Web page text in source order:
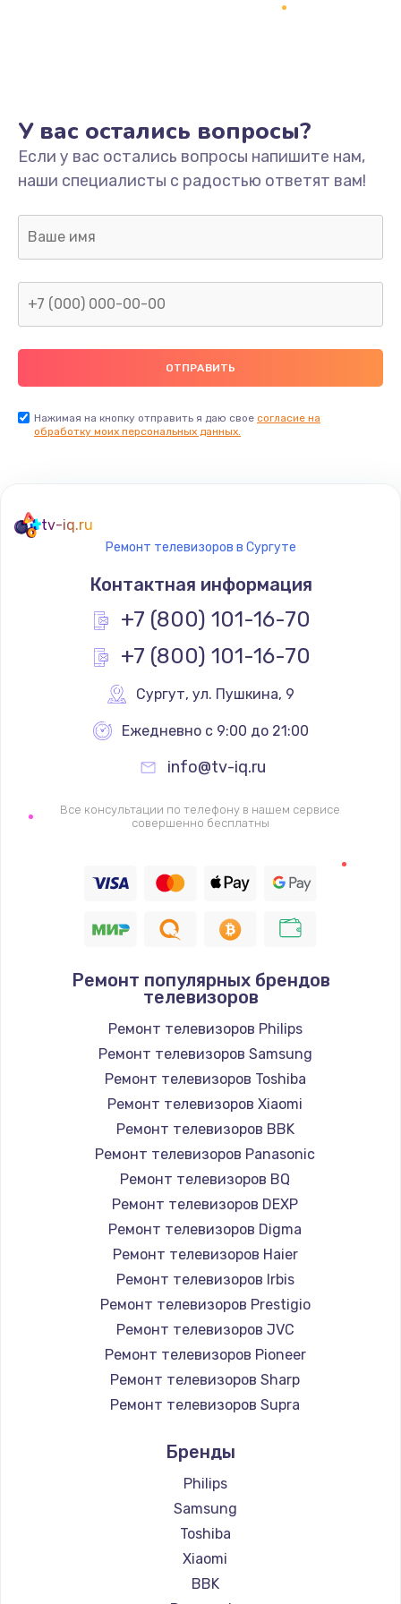
Не включается
1400 руб.
Заказать
Нет звука
800 руб.
Не видит флешку
400 руб.
Заказать
900 руб.
Заказать
900 руб.
Заказать
Не работает
1400 руб.
Восстановление цепи питания, пайка
Заказать
Программный ремонт/прошивка
Замена Bluetooth/Wi-Fi модуля
Заказать
Замена картридера
890 руб.
Заказать
Замена микросхемы NFC
1100 руб.
Заказать
Замена шим-контроллера
Заказать
Настройка Wi-Fi
1030 руб.
Заказать
У вас остались вопросы?
Если у вас остались вопросы напишите нам,
наши специалисты с радостью ответят вам!
Нажимая на кнопку отправить я даю свое согласие на
обработку моих персональных данных.
tv-iq.ru
Ремонт телевизоров в Сургуте
Контактная информация
+7 (800) 101-16-70
+7 (800) 101-16-70
Сургут, ул. Пушкина, 9
Ежедневно с 9:00 до 21:00
info@tv-iq.ru
Все консультации по телефону в нашем сервисе
совершенно бесплатны
Ремонт популярных брендов
телевизоров
Ремонт телевизоров Philips
Ремонт телевизоров Samsung
Ремонт телевизоров Toshiba
Ремонт телевизоров Xiaomi
Ремонт телевизоров BBK
Ремонт телевизоров Panasonic
Ремонт телевизоров BQ
Ремонт телевизоров DEXP
Ремонт телевизоров Digma
Ремонт телевизоров Haier
Ремонт телевизоров Irbis
Ремонт телевизоров Prestigio
Ремонт телевизоров JVC
Ремонт телевизоров Pioneer
Ремонт телевизоров Sharp
Ремонт телевизоров Supra
Ремонт телевизоров Hisense
Ремонт телевизоров Daewoo
Ремонт телевизоров Centek
Ремонт телевизоров Telefunken
Ремонт телевизоров Hyundai
Ремонт телевизоров Doffler
Бренды
Philips
Samsung
Toshiba
Xiaomi
BBK